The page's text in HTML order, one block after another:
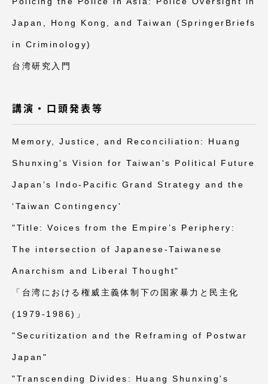
Japan, Hong Kong, and Taiwan (SpringerBriefs
in Criminology)
台湾研究入門
講演・口頭発表等
Memory, Justice, and Reconciliation: Huang
Shunxing's Vision for Taiwan's Political Future
Japan’s Indo-Pacific Grand Strategy and the
‘Taiwan Contingency'
"Title: Voices from the Empire’s Periphery:
The intersection of Japanese-Taiwanese
Anarchism and Liberal Thought"
「台湾における権威主義体制下の国家暴力と民主化
(1979-1986)」
"Securitization and the Reframing of Postwar
Japan"
"Transcending Divides: Huang Shunxing's